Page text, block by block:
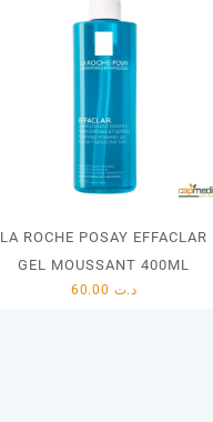
LA ROCHE POSAY EFFACLAR
GEL MOUSSANT 400ML
د.ت